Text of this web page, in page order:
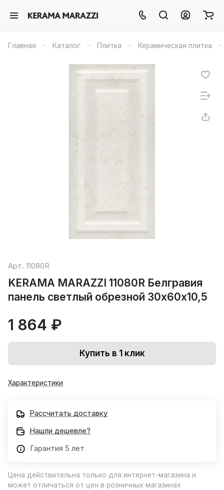
Главная – Каталог – Плитка – Керамическая плитка –
Арт. 11080R
KERAMA MARAZZI 11080R Белгравия
панель светлый обрезной 30х60х10,5
1 864 ₽
Купить в 1 клик
Характеристики
Рассчитать доставку
Нашли дешевле?
Гарантия 5 лет
Цена действительна только для интернет-магазина и
может отличаться от цен в розничных магазинах